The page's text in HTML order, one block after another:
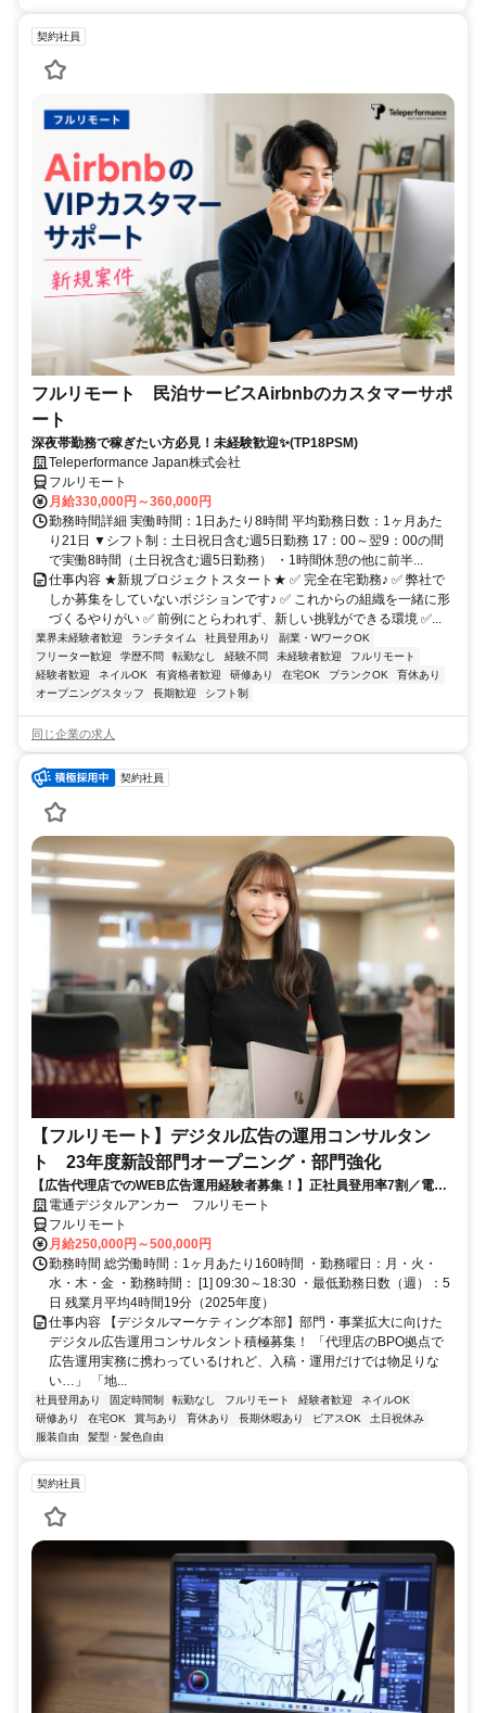
契約社員
フルリモート 民泊サービスAirbnbのカスタマーサポ
ート
深夜帯勤務で稼ぎたい方必見！未経験歓迎✨(TP18PSM)
Teleperformance Japan株式会社
フルリモート
月給330,000円～360,000円
勤務時間詳細 実働時間：1日あたり8時間 平均勤務日数：1ヶ月あた
り21日 ▼シフト制：土日祝日含む週5日勤務 17：00～翌9：00の間
で実働8時間（土日祝含む週5日勤務） ・1時間休憩の他に前半...
仕事内容 ★新規プロジェクトスタート★ ✅ 完全在宅勤務♪ ✅ 弊社で
しか募集をしていないポジションです♪ ✅ これからの組織を一緒に形
づくるやりがい ✅ 前例にとらわれず、新しい挑戦ができる環境 ✅...
業界未経験者歓迎 ランチタイム 社員登用あり
副業・WワークOK
フリーター歓迎
学歴不問 転勤なし 経験不問 未経験者歓迎
フルリモート
経験者歓迎
ネイルOK 有資格者歓迎 研修あり 在宅OK ブランクOK
育休あり
オープニングスタッフ
長期歓迎 シフト制
同じ企業の求人
契約社員
【フルリモート】デジタル広告の運用コンサルタン
ト 23年度新設部門オープニング・部門強化
【広告代理店でのWEB広告運用経験者募集！】正社員登用率7割／電通
G／全国×完全在宅／年休126日・土日祝休み／残業月平均4時間19分
電通デジタルアンカー フルリモート
フルリモート
月給250,000円～500,000円
勤務時間 総労働時間：1ヶ月あたり160時間 ・勤務曜日：月・火・
水・木・金 ・勤務時間： [1] 09:30～18:30 ・最低勤務日数（週）：5
日 残業月平均4時間19分（2025年度）
仕事内容 【デジタルマーケティング本部】部門・事業拡大に向けた
デジタル広告運用コンサルタント積極募集！ 「代理店のBPO拠点で
広告運用実務に携わっているけれど、入稿・運用だけでは物足りな
い…」 「地...
社員登用あり 固定時間制 転勤なし フルリモート 経験者歓迎
ネイルOK
研修あり
在宅OK 賞与あり 育休あり 長期休暇あり ピアスOK
土日祝休み
服装自由
髪型・髪色自由
契約社員